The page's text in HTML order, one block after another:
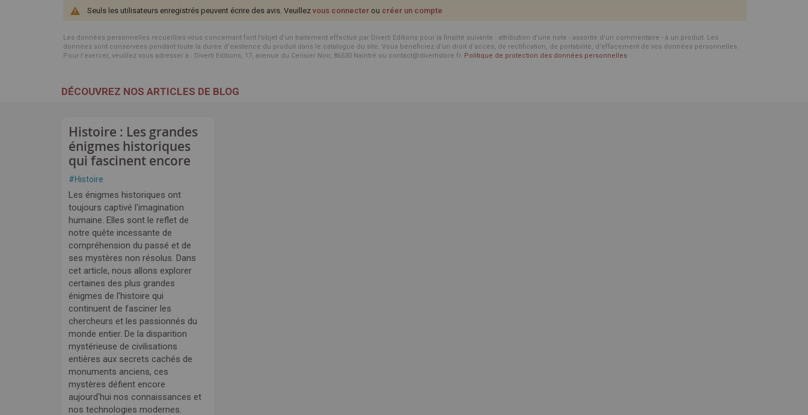
Seuls les utilisateurs enregistrés peuvent écrire des avis. Veuillez vous connecter ou créer un compte
Les données personnelles recueillies vous concernant font l’objet d’un traitement effectué par Diverti Editions pour la finalité suivante : attribution d'une note - assortie d'un commentaire - à un produit. Les
données sont conservées pendant toute la durée d'existence du produit dans le catalogue du site. Vous bénéficiez d’un droit d’accès, de rectification, de portabilité, d’effacement de vos données personnelles.
Pour l’exercer, veuillez vous adresser à : Diverti Editions, 17, avenue du Cerisier Noir, 86530 Naintré ou contact@divertistore.fr. Politique de protection des données personnelles
DÉCOUVREZ NOS ARTICLES DE BLOG
Histoire : Les grandes
énigmes historiques
qui fascinent encore
#Histoire
Les énigmes historiques ont
toujours captivé l'imagination
humaine. Elles sont le reflet de
notre quête incessante de
compréhension du passé et de
ses mystères non résolus. Dans
cet article, nous allons explorer
certaines des plus grandes
énigmes de l'histoire qui
continuent de fasciner les
chercheurs et les passionnés du
monde entier. De la disparition
mystérieuse de civilisations
entières aux secrets cachés de
monuments anciens, ces
mystères défient encore
aujourd'hui nos connaissances et
nos technologies modernes.